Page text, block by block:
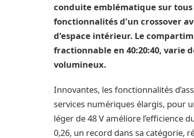
conduite emblématique sur
fonctionnalités d’un crossover
d’espace intérieur. Le
fractionnable en 40:20:40, varie
volumineux.
Innovantes, les fonctionnalités
services numériques élargis, pour
léger de 48 V améliore l’efficience
0,26, un record dans sa catégorie,